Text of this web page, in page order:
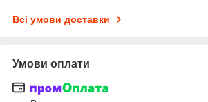
Всі умови доставки
Умови оплати